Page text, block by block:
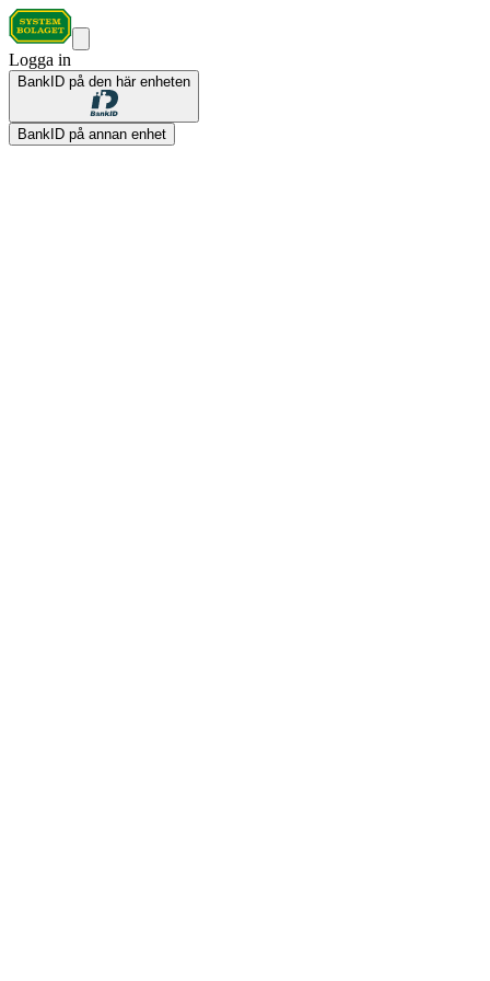
Logga in
BankID på den här enheten
BankID på annan enhet